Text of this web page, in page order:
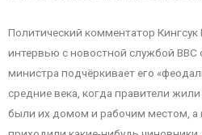
Политический комментатор Кингсук
интервью с новостной службой BBC
министра подчёркивает его
средние века, когда правители
были их домом и рабочим местом, а